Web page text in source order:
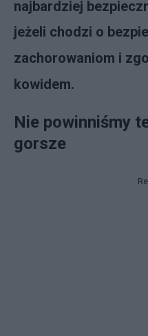
najbardziej
jeżeli chodzi o
zachorowaniom i
kowidem.
Nie powinniśmy
gorsze